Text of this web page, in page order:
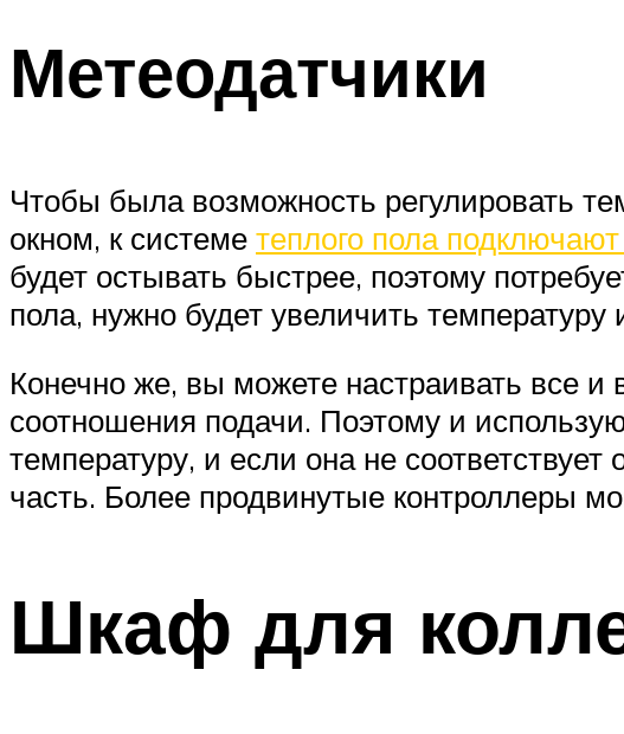
Метеодатчики
Чтобы была возможность регулировать
окном, к системе теплого пола
будет остывать быстрее, поэтому
пола, нужно будет увеличить температуру
Конечно же, вы можете настраивать все
соотношения подачи. Поэтому и
температуру, и если она не
часть. Более продвинутые контроллеры
Шкаф для